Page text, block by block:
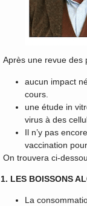
Après une revue des
aucun impact
cours.
une étude in
virus à des
Il n’y pas
vaccination
On trouvera ci-
1. LES BOISSONS
La